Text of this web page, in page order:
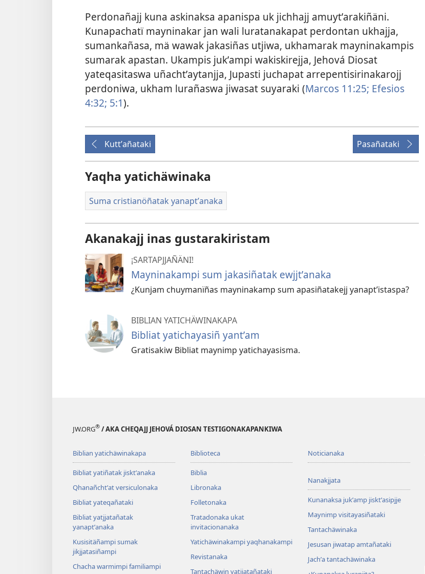
Perdonañajj kuna askinaksa apanispa uk jichhajj amuytʼarakiñäni.
Kunapachatï mayninakar jan wali luratanakapat perdontan ukhajja,
sumankañasa, mä wawak jakasiñas utjiwa, ukhamarak mayninakampis
sumarak apastan. Ukampis jukʼampi wakiskirejja, Jehová Diosat
yateqasitaswa uñachtʼaytanjja, Jupasti juchapat arrepentisirinakarojj
perdoniwa, ukham lurañaswa jiwasat suyaraki (Marcos 11:25; Efesios
4:32; 5:1).
Kuttʼañataki Pasañataki
Yaqha yatichäwinaka
Suma cristianöñatak yanaptʼanaka
Akanakajj inas gustarakiristam
¡SARTAPJJAÑÄNI!
Mayninakampi sum jakasiñatak ewjjtʼanaka
¿Kunjam chuymanïñas mayninakamp sum apasiñatakejj yanaptʼistaspa?
BIBLIAN YATICHÄWINAKAPA
Bibliat yatichayasiñ yantʼam
Gratisakiw Bibliat maynimp yatichayasisma.
JW.ORG® / AKA CHEQAJJ JEHOVÁ DIOSAN TESTIGONAKAPANKIWA
Biblian yatichäwinakapa
Bibliat yatiñatak jisktʼanaka
Qhanañchtʼat versiculonaka
Bibliat yateqañataki
Bibliat yatjjatañatak
yanaptʼanaka
Kusisitäñampi sumak
jikjjatasiñampi
Chacha warmimpi familiampi
Biblioteca
Biblia
Libronaka
Folletonaka
Tratadonaka ukat
invitacionanaka
Yatichäwinakampi yaqhanakampi
Revistanaka
Tantachäwin yatjjatañataki
Noticianaka
Nanakjjata
Kunanaksa jukʼamp jisktʼasipjje
Maynimp visitayasiñataki
Tantachäwinaka
Jesusan jiwatap amtañataki
Jachʼa tantachäwinaka